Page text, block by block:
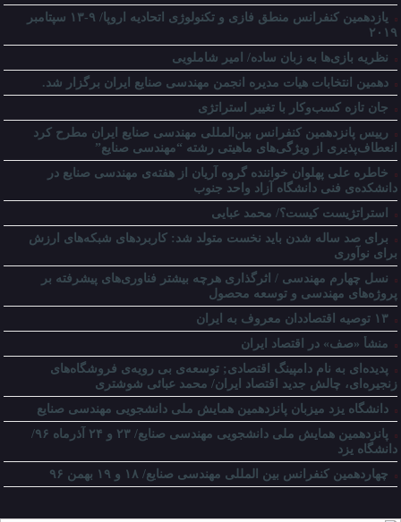
یازدهمین کنفرانس منطق فازی و تکنولوژی اتحادیه اروپا/ ۹-۱۳ سپتامبر
۲۰۱۹
نظریه بازی‌ها به زبان ساده/ امیر شاملویی
دهمین انتخابات هیات مدیره انجمن مهندسی صنایع ایران برگزار شد.
جان تازه کسب‌وکار با تغییر استراتژی
رییس پانزدهمین کنفرانس بین‌المللی مهندسی صنایع ایران مطرح کرد
انعطاف‌پذیری از ویژگی‌های ماهیتی رشته “مهندسی صنایع”
خاطره علی پهلوان خواننده گروه آریان از هفته‌ی مهندسی صنایع در
دانشکده‌ی فنی دانشگاه آزاد واحد جنوب
استراتژیست کیست؟‬/ محمد عبایی
برای صد ساله شدن باید نخست متولد شد: کاربردهای شبکه‌های ارزش
برای نوآوری
نسل چهارم مهندسی / اثرگذاری هرچه بیشتر فناوری‌های پیشرفته بر
پروژه‌های مهندسی و توسعه محصول
۱۳ توصیه اقتصاددان معروف به ایران
منشأ «صف» در اقتصاد ایران
پدیده‌ای به نام دامپینگ اقتصادی; توسعه‌ی بی رویه‌ی فروشگاه‌های
زنجیره‌ای، چالش جدید اقتصاد ایران/ محمد عبائی شوشتری
دانشگاه یزد میزبان پانزدهمین همایش ملی دانشجویی مهندسی صنایع
پانزدهمین همایش ملی دانشجویی مهندسی صنایع/ ۲۳ و ۲۴ آذرماه ۹۶/
دانشگاه یزد
چهاردهمین کنفرانس بین المللی مهندسی صنایع/ ۱۸ و ۱۹ بهمن ۹۶